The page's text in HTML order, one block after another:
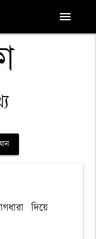
menu
দিয়ে